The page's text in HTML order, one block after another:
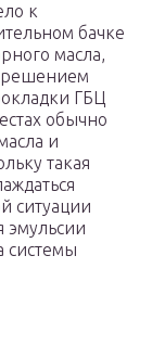
к
бачке
масла,
решением
ГБЦ
обычно
и
такая
ситуации
эмульсии
системы